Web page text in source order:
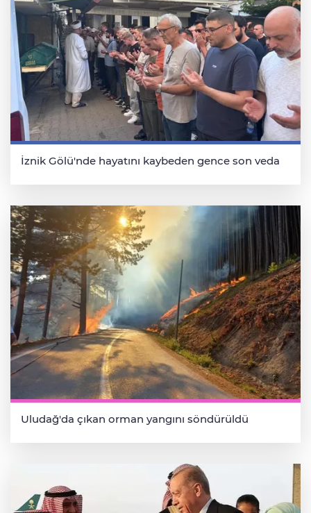
İznik Gölü'nde hayatını kaybeden gence son veda
Uludağ'da çıkan orman yangını söndürüldü